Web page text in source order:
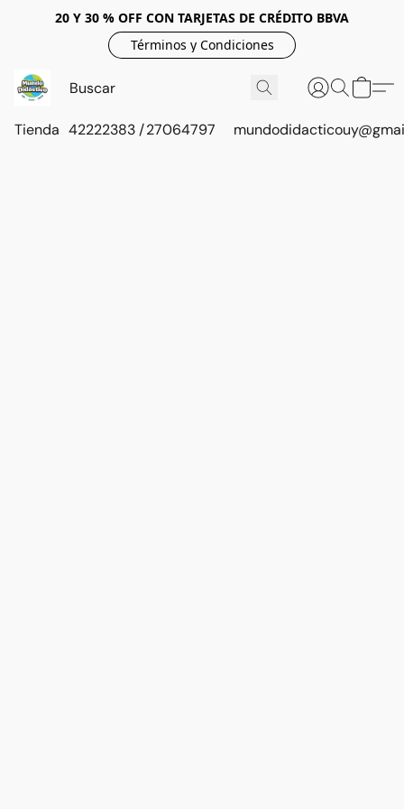
20 Y 30 % OFF CON TARJETAS DE CRÉDITO BBVA
Términos y Condiciones
Tienda 42222383 / 27064797